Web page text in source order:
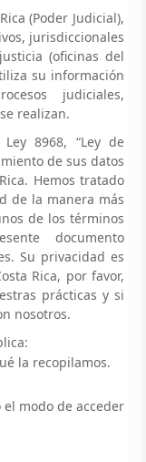
(Poder Judicial),
jurisdiccionales
(oficinas del
su información
judiciales,
realizan.
8968, “Ley de
de sus datos
Hemos tratado
de la manera más
de los términos
documento
Su privacidad es
Rica, por favor,
prácticas y si
nosotros.
la recopilamos.
modo de acceder